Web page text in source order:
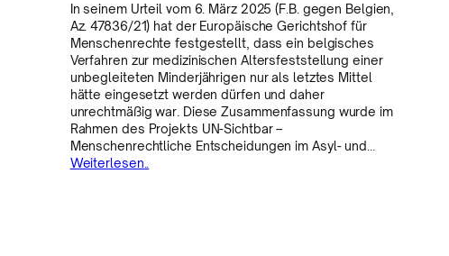
In seinem Urteil vom 6. März 2025 (F.B. gegen Belgien,
Az. 47836/21) hat der Europäische Gerichtshof für
Menschenrechte festgestellt, dass ein belgisches
Verfahren zur medizinischen Altersfeststellung einer
unbegleiteten Minderjährigen nur als letztes Mittel
hätte eingesetzt werden dürfen und daher
unrechtmäßig war. Diese Zusammenfassung wurde im
Rahmen des Projekts UN-Sichtbar –
Menschenrechtliche Entscheidungen im Asyl- und…
Weiterlesen..